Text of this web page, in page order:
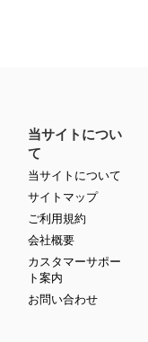
当サイトについ
て
当サイトについて
サイトマップ
ご利用規約
会社概要
カスタマーサポー
ト案内
お問い合わせ